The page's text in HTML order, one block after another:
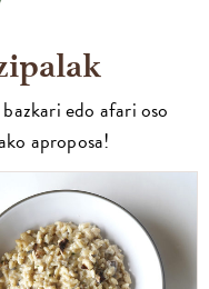
edo afari oso
aproposa!